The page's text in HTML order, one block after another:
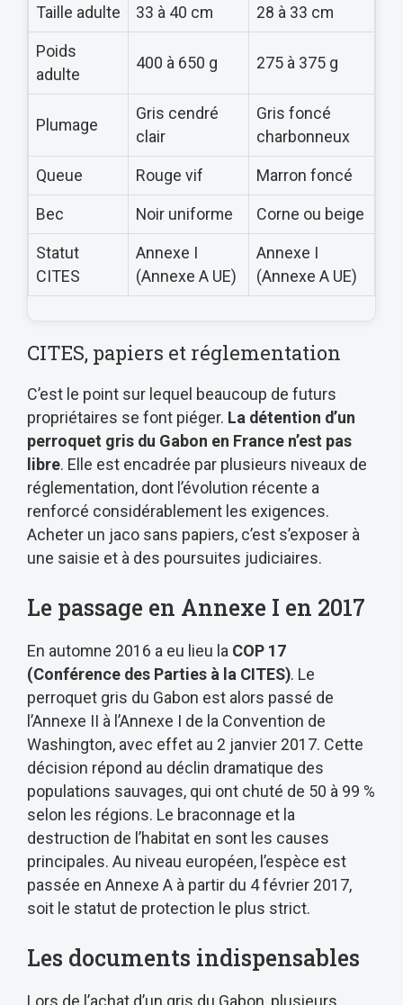
Taille adulte 33 à 40 cm 28 à 33 cm
Poids
adulte
400 à 650 g 275 à 375 g
Plumage
Gris cendré
clair
Gris foncé
charbonneux
Queue Rouge vif Marron foncé
Bec Noir uniforme Corne ou beige
Statut
CITES
Annexe I
(Annexe A UE)
Annexe I
(Annexe A UE)
CITES, papiers et réglementation
C’est le point sur lequel beaucoup de futurs
propriétaires se font piéger. La détention d’un
perroquet gris du Gabon en France n’est pas
libre. Elle est encadrée par plusieurs niveaux de
réglementation, dont l’évolution récente a
renforcé considérablement les exigences.
Acheter un jaco sans papiers, c’est s’exposer à
une saisie et à des poursuites judiciaires.
Le passage en Annexe I en 2017
En automne 2016 a eu lieu la COP 17
(Conférence des Parties à la CITES). Le
perroquet gris du Gabon est alors passé de
l’Annexe II à l’Annexe I de la Convention de
Washington, avec effet au 2 janvier 2017. Cette
décision répond au déclin dramatique des
populations sauvages, qui ont chuté de 50 à 99 %
selon les régions. Le braconnage et la
destruction de l’habitat en sont les causes
principales. Au niveau européen, l’espèce est
passée en Annexe A à partir du 4 février 2017,
soit le statut de protection le plus strict.
Les documents indispensables
Lors de l’achat d’un gris du Gabon, plusieurs